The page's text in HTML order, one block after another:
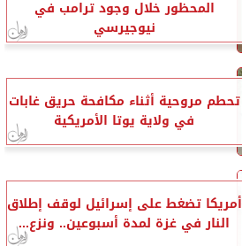
المحظور خلال وجود ترامب في
نيوجيرسي
تحطم مروحية أثناء مكافحة حريق غابات
في ولاية يوتا الأمريكية
أمريكا تضغط على إسرائيل لوقف إطلاق
النار في غزة لمدة أسبوعين.. ونزع...